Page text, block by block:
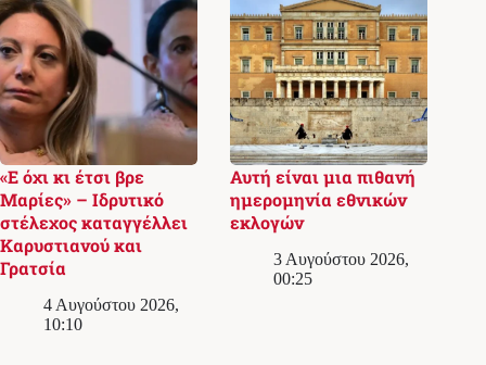
«Ε όχι κι έτσι βρε
Μαρίες» – Ιδρυτικό
στέλεχος καταγγέλλει
Καρυστιανού και
Γρατσία
4 Αυγούστου 2026,
10:10
Αυτή είναι μια πιθανή
ημερομηνία εθνικών
εκλογών
3 Αυγούστου 2026,
00:25